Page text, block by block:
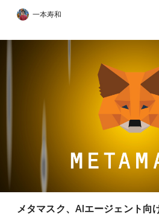
一本寿和
メタマスク、AIエージェント